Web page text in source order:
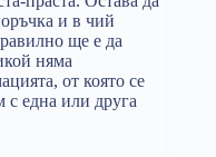
и в чий
ще е да
няма
от която се
с една или друга